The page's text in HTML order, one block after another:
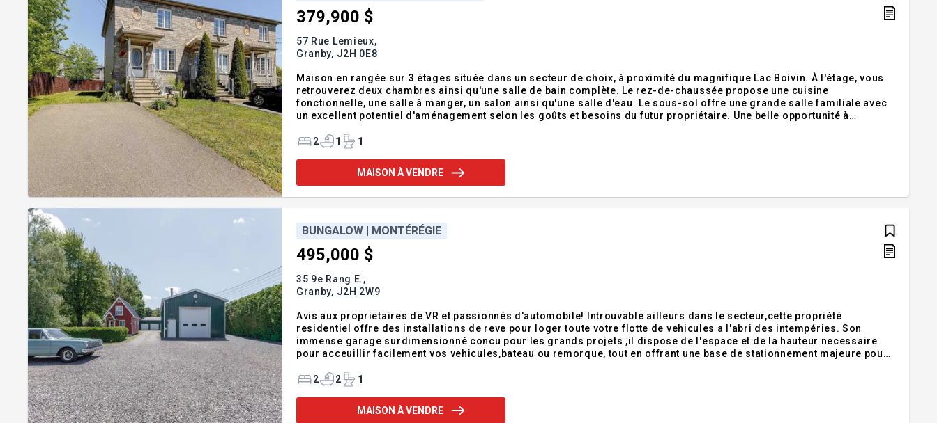
379,900 $
57 Rue Lemieux,
Granby, J2H 0E8
Maison en rangée sur 3 étages située dans un secteur de choix, à proximité du magnifique Lac Boivin. À l'étage, vous
retrouverez deux chambres ainsi qu'une salle de bain complète. Le rez-de-chaussée propose une cuisine
fonctionnelle, une salle à manger, un salon ainsi qu'une salle d'eau. Le sous-sol offre une grande salle familiale avec
un excellent potentiel d'aménagement selon les goûts et besoins du futur propriétaire. Une belle opportunité à
m
2 1 1
MAISON À VENDRE
BUNGALOW | MONTÉRÉGIE
495,000 $
35 9e Rang E.,
Granby, J2H 2W9
Avis aux proprietaires de VR et passionnés d'automobile! Introuvable ailleurs dans le secteur,cette propriété
residentiel offre des installations de reve pour loger toute votre flotte de vehicules a l'abri des intempéries. Son
immense garage surdimensionné concu pour les grands projets ,il dispose de l'espace et de la hauteur necessaire
pour acceuillir facilement vos vehicules,bateau ou remorque, tout en offrant une base de stationnement majeure pour
type studio pour vous loger de st
2 2 1
MAISON À VENDRE